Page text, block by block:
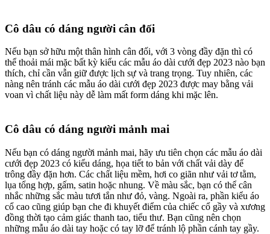
Cô dâu có dáng người cân đối​
Nếu bạn sở hữu một thân hình cân đối, với 3 vòng đầy đặn thì có
thể thoải mái mặc bất kỳ kiểu các mẫu áo dài cưới đẹp 2023 nào bạn
thích, chỉ cần vẫn giữ được lịch sự và trang trọng. Tuy nhiên, các
nàng nên tránh các mẫu áo dài cưới đẹp 2023 được may bằng vải
voan vì chất liệu này dễ làm mất form dáng khi mặc lên.
Cô dâu có dáng người mảnh mai​
Nếu bạn có dáng người mảnh mai, hãy ưu tiên chọn các mẫu áo dài
cưới đẹp 2023 có kiểu dáng, họa tiết to bản với chất vải dày để
trông đầy đặn hơn. Các chất liệu mềm, hơi co giãn như vải tơ tằm,
lụa tổng hợp, gấm, satin hoặc nhung. Về màu sắc, bạn có thể cân
nhắc những sắc màu tươi tắn như đỏ, vàng. Ngoài ra, phần kiểu áo
cổ cao cũng giúp bạn che đi khuyết điểm của chiếc cổ gầy và xương
đồng thời tạo cảm giác thanh tao, tiểu thư. Bạn cũng nên chọn
những mẫu áo dài tay hoặc có tay lỡ để tránh lộ phần cánh tay gầy.